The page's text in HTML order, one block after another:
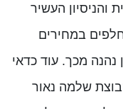
והניסיון העשיר
במחירים
מכך. עוד כדאי
שלמה נאור